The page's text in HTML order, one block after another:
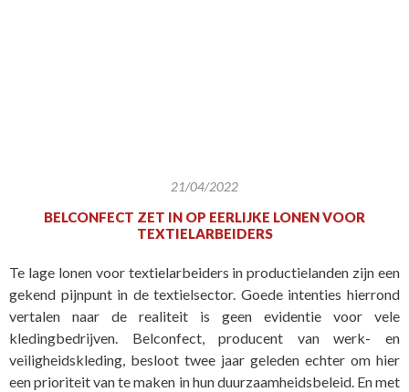
21/04/2022
BELCONFECT ZET IN OP EERLIJKE LONEN VOOR
TEXTIELARBEIDERS
Te lage lonen voor textielarbeiders in productielanden zijn een
gekend pijnpunt in de textielsector. Goede intenties hierrond
vertalen naar de realiteit is geen evidentie voor vele
kledingbedrijven. Belconfect, producent van werk- en
veiligheidskleding, besloot twee jaar geleden echter om hier
een prioriteit van te maken in hun duurzaamheidsbeleid. En met